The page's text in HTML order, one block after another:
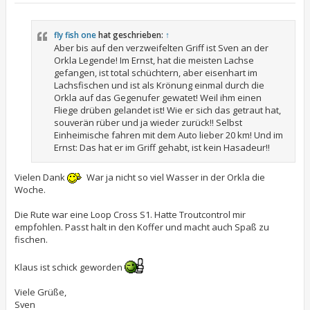
fly fish one hat geschrieben: ↑
Aber bis auf den verzweifelten Griff ist Sven an der
Orkla Legende! Im Ernst, hat die meisten Lachse
gefangen, ist total schüchtern, aber eisenhart im
Lachsfischen und ist als Krönung einmal durch die
Orkla auf das Gegenufer gewatet! Weil ihm einen
Fliege drüben gelandet ist! Wie er sich das getraut hat,
souverän rüber und ja wieder zurück!! Selbst
Einheimische fahren mit dem Auto lieber 20 km! Und im
Ernst: Das hat er im Griff gehabt, ist kein Hasadeur!!
Vielen Dank
War ja nicht so viel Wasser in der Orkla die
Woche.
Die Rute war eine Loop Cross S1. Hatte Troutcontrol mir
empfohlen. Passt halt in den Koffer und macht auch Spaß zu
fischen.
Klaus ist schick geworden
Viele Grüße,
Sven